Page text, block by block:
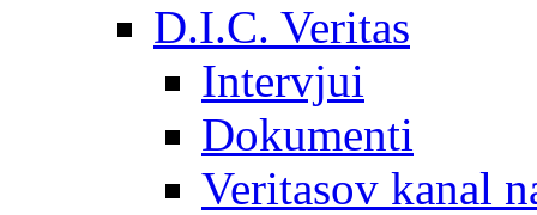
D.I.C. Veritas
Intervjui
Dokumenti
Veritasov kanal